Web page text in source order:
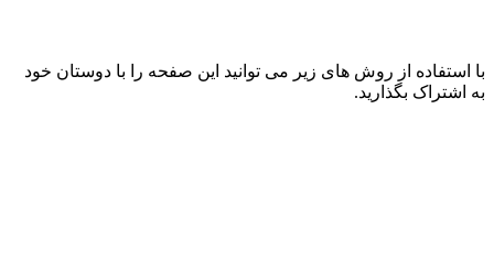
با استفاده از روش های زیر می توانید این صفحه را با دوستان خود
به اشتراک بگذارید.